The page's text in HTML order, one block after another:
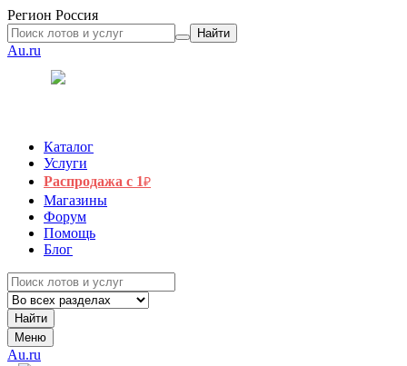
Регион Россия
Найти
Au.ru
Каталог
Услуги
Распродажа с 1₽
Магазины
Форум
Помощь
Блог
Найти
Меню
Au.ru